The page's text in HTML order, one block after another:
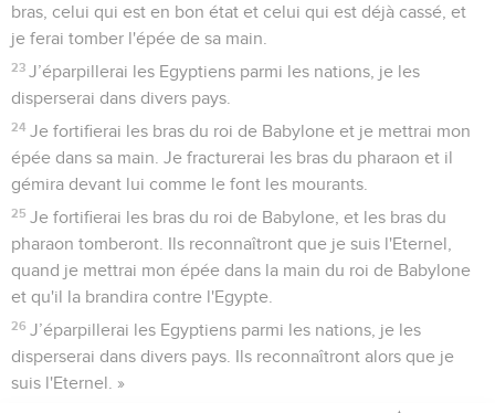
bras, celui qui est en bon état et celui qui est déjà cassé, et
je ferai tomber l'épée de sa main.
23 J’éparpillerai les Egyptiens parmi les nations, je les
disperserai dans divers pays.
24 Je fortifierai les bras du roi de Babylone et je mettrai mon
épée dans sa main. Je fracturerai les bras du pharaon et il
gémira devant lui comme le font les mourants.
25 Je fortifierai les bras du roi de Babylone, et les bras du
pharaon tomberont. Ils reconnaîtront que je suis l'Eternel,
quand je mettrai mon épée dans la main du roi de Babylone
et qu'il la brandira contre l'Egypte.
26 J’éparpillerai les Egyptiens parmi les nations, je les
disperserai dans divers pays. Ils reconnaîtront alors que je
suis l'Eternel. »